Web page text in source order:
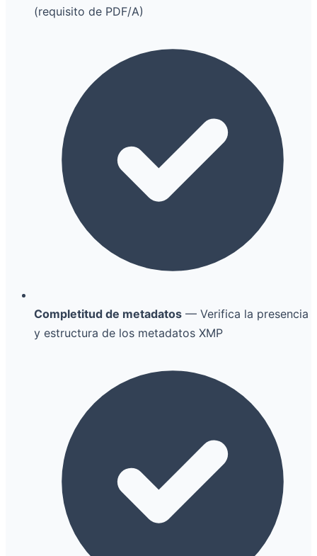
(requisito de PDF/A)
Completitud de metadatos — Verifica la presencia
y estructura de los metadatos XMP